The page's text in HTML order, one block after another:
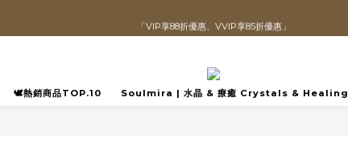
直播喊單享更優惠價格！！
🕊️熱銷商品TOP.10 Soulmira | 水晶 & 療癒 Crystals & Healing